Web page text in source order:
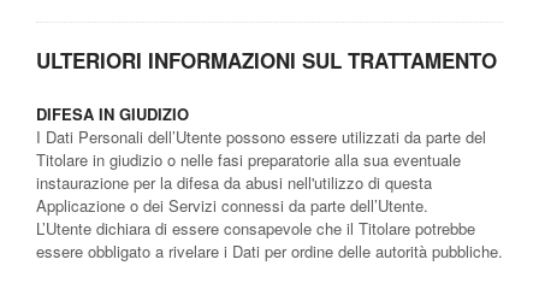
ULTERIORI INFORMAZIONI SUL TRATTAMENTO
DIFESA IN GIUDIZIO
I Dati Personali dell’Utente possono essere utilizzati da parte del
Titolare in giudizio o nelle fasi preparatorie alla sua eventuale
instaurazione per la difesa da abusi nell'utilizzo di questa
Applicazione o dei Servizi connessi da parte dell’Utente.
L’Utente dichiara di essere consapevole che il Titolare potrebbe
essere obbligato a rivelare i Dati per ordine delle autorità pubbliche.